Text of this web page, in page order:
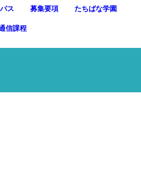
ス 募集要項 たちばな学園
信課程